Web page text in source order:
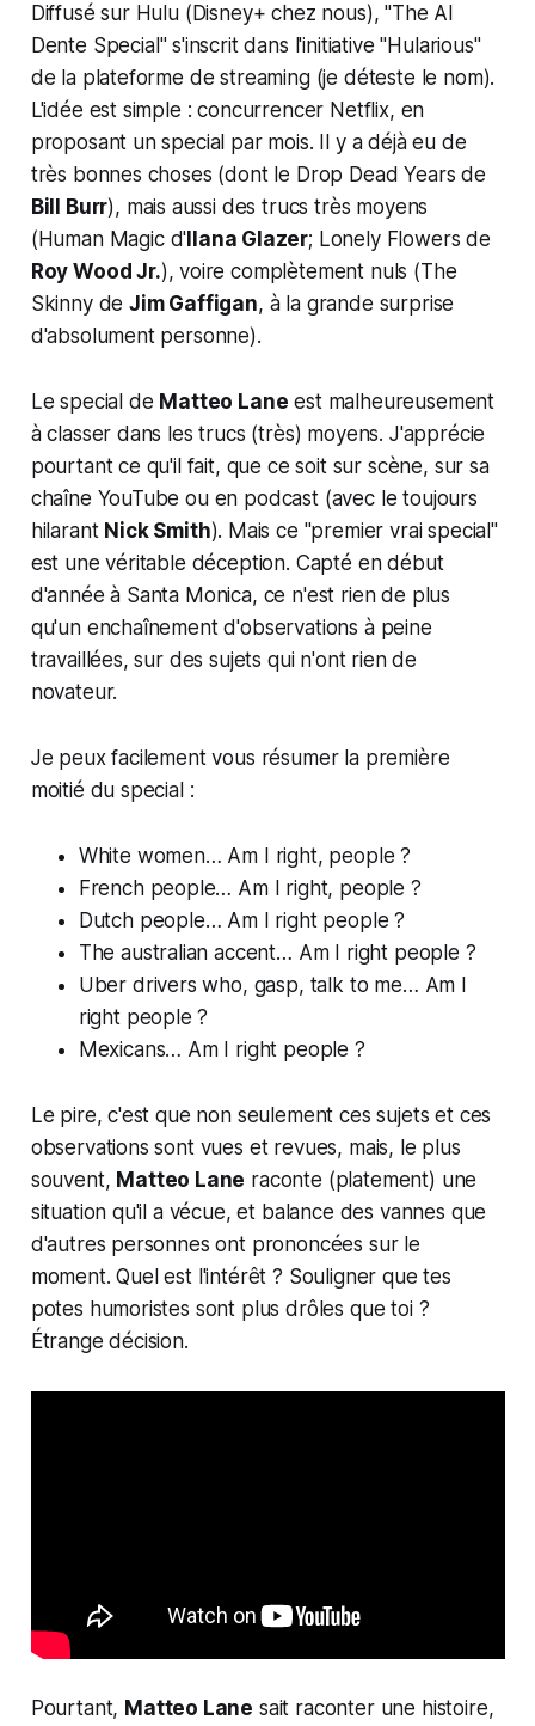
Diffusé sur Hulu (Disney+ chez nous), "The Al
Dente Special " s'inscrit dans l'initiative "Hularious"
de la plateforme de streaming (je déteste le nom).
L'idée est simple : concurrencer Netflix, en
proposant un special par mois. Il y a déjà eu de
très bonnes choses (dont le Drop Dead Years de
Bill Burr), mais aussi des trucs très moyens
( Human Magicd' Ilana Glazer; Lonely Flowers de
Roy Wood Jr.), voire complètement nuls (The
SkinnydeJim Gaffigan, à la grande surprise
d'absolument personne).
Le special de Matteo Lane est malheureusement
à classer dans les trucs (très) moyens. J'apprécie
pourtant ce qu'il fait, que ce soit sur scène, sur sa
chaîne YouTube ou en podcast (avec le toujours
hilarant Nick Smith). Mais ce "premier vrai special"
est une véritable déception. Capté en début
d'année à Santa Monica, ce n'est rien de plus
qu'un enchaînement d'observations à peine
travaillées, sur des sujets qui n'ont rien de
novateur.
Je peux facilement vous résumer la première
moitié du special :
White women… Am I right, people ?
French people… Am I right, people ?
Dutch people… Am I right people ?
The australian accent… Am I right people ?
Uber drivers who, gasp, talk to me… Am I
right people ?
Mexicans… Am I right people ?
Le pire, c'est que non seulement ces sujets et ces
observations sont vues et revues, mais, le plus
souvent, Matteo Lane raconte (platement) une
situation qu'il a vécue, et balance des vannes que
d'autres personnes ont prononcées sur le
moment. Quel est l'intérêt ? Souligner que tes
potes humoristes sont plus drôles que toi ?
Étrange décision.
Pourtant, Matteo Lane sait raconter une histoire,